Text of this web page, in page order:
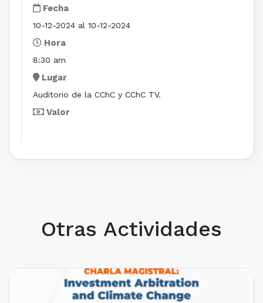
Fecha
10-12-2024 al 10-12-2024
Hora
8:30 am
Lugar
Auditorio de la CChC y CChC TV.
Valor
Otras Actividades
PRÓXIMOS EVENTOS